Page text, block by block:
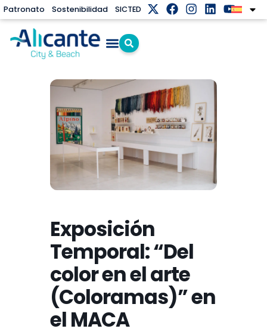
Patronato Sostenibilidad SICTED
Exposición
Temporal: “Del
color en el arte
(Coloramas)” en
el MACA